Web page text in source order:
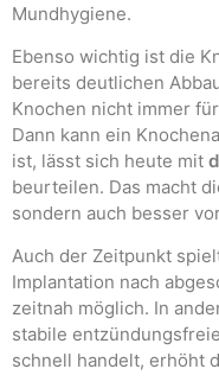
Mundhygiene.
Ebenso wichtig ist die
bereits deutlichen
Knochen nicht immer
Dann kann ein
ist, lässt sich heute mit
beurteilen. Das macht
sondern auch besser
Auch der Zeitpunkt
Implantation nach
zeitnah möglich. In
stabile
schnell handelt, erhöht